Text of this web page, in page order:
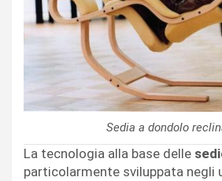
Sedia a dondolo
La tecnologia alla base delle
particolarmente sviluppata negli